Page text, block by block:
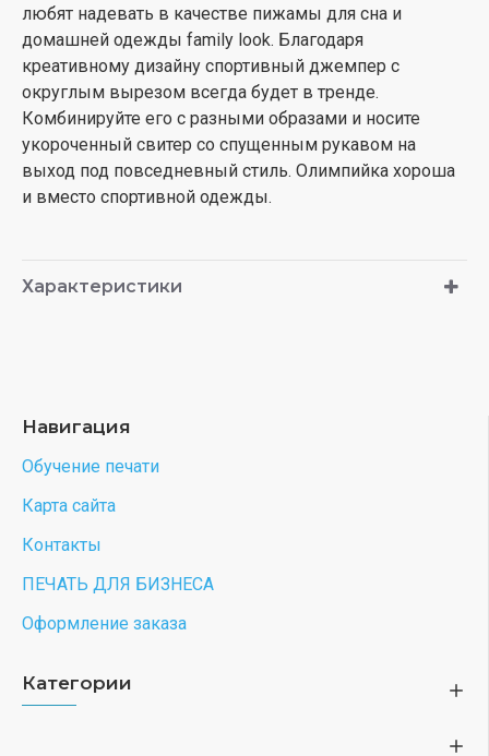
любят надевать в качестве пижамы для сна и
домашней одежды family look. Благодаря
креативному дизайну спортивный джемпер с
округлым вырезом всегда будет в тренде.
Комбинируйте его с разными образами и носите
укороченный свитер со спущенным рукавом на
выход под повседневный стиль. Олимпийка хороша
и вместо спортивной одежды.
Характеристики
Навигация
Обучение печати
Карта сайта
Контакты
ПЕЧАТЬ ДЛЯ БИЗНЕСА
Оформление заказа
Категории